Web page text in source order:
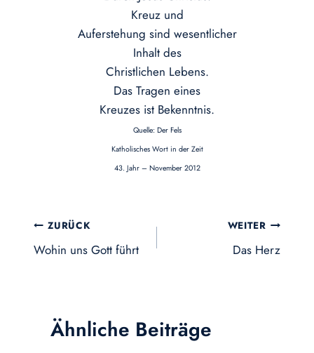
Kreuz und
Auferstehung sind wesentlicher
Inhalt des
Christlichen Lebens.
Das Tragen eines
Kreuzes ist Bekenntnis.
Quelle: Der Fels
Katholisches Wort in der Zeit
43. Jahr – November 2012
Beitragsnavigation
ZURÜCK
Wohin uns Gott führt
WEITER
Das Herz
Ähnliche Beiträge